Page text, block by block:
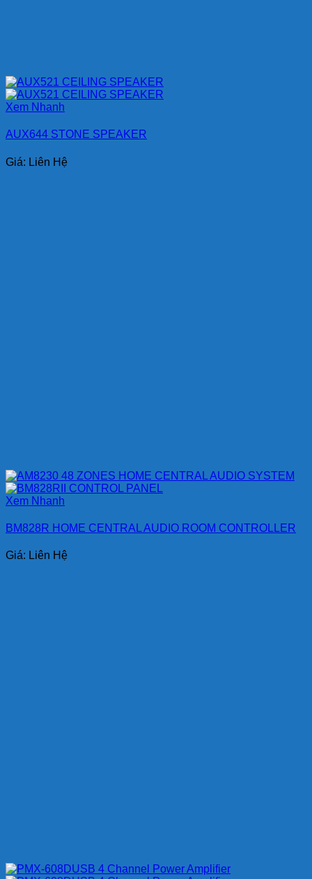
Xem Nhanh
AUX644 STONE SPEAKER
Giá: Liên Hệ
Xem Nhanh
BM828R HOME CENTRAL AUDIO ROOM CONTROLLER
Giá: Liên Hệ